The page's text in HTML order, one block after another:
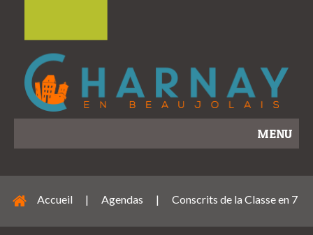
MENU
Accueil | Agendas | Conscrits de la Classe en 7